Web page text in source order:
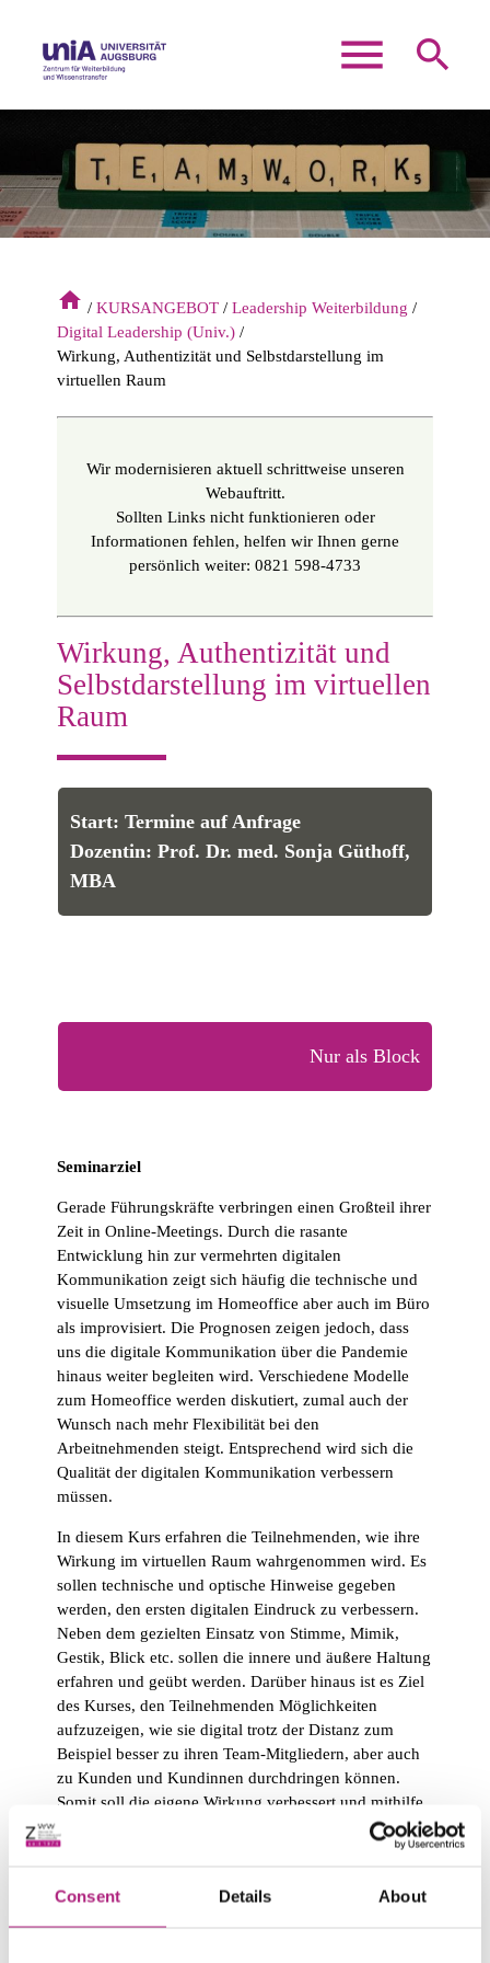
Consent Details About
menu search
Suchbegriffe SUCHEN
home KURSANGEBOT
Leadership Weiterbildung
Digital Leadership (Univ.)
Wirkung, Authentizität und Selbstdarstellung im
virtuellen Raum
Wir modernisieren aktuell schrittweise unseren
Webauftritt.
Sollten Links nicht funktionieren oder
Informationen fehlen, helfen wir Ihnen gerne
persönlich weiter: 0821 598-4733
Wirkung, Authentizität und
Selbstdarstellung im virtuellen
Raum
Start: Termine auf Anfrage
Dozentin: Prof. Dr. med. Sonja Güthoff,
MBA
Nur als Block
Seminarziel
Gerade Führungskräfte verbringen einen Großteil ihrer
Zeit in Online-Meetings. Durch die rasante
Entwicklung hin zur vermehrten digitalen
Kommunikation zeigt sich häufig die technische und
visuelle Umsetzung im Homeoffice aber auch im Büro
als improvisiert. Die Prognosen zeigen jedoch, dass
uns die digitale Kommunikation über die Pandemie
hinaus weiter begleiten wird. Verschiedene Modelle
zum Homeoffice werden diskutiert, zumal auch der
Wunsch nach mehr Flexibilität bei den
Arbeitnehmenden steigt. Entsprechend wird sich die
Qualität der digitalen Kommunikation verbessern
müssen.
In diesem Kurs erfahren die Teilnehmenden, wie ihre
Wirkung im virtuellen Raum wahrgenommen wird. Es
sollen technische und optische Hinweise gegeben
werden, den ersten digitalen Eindruck zu verbessern.
Neben dem gezielten Einsatz von Stimme, Mimik,
Gestik, Blick etc. sollen die innere und äußere Haltung
erfahren und geübt werden. Darüber hinaus ist es Ziel
des Kurses, den Teilnehmenden Möglichkeiten
aufzuzeigen, wie sie digital trotz der Distanz zum
Beispiel besser zu ihren Team-Mitgliedern, aber auch
zu Kunden und Kundinnen durchdringen können.
Somit soll die eigene Wirkung verbessert und mithilfe
Überzeugungskraft im virtuellen Raum nutzbar